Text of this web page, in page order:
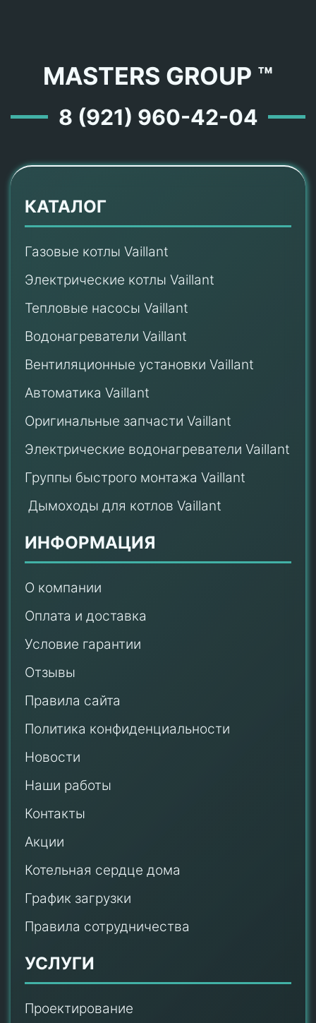
MASTERS GROUP ™
8 (921) 960-42-04
КАТАЛОГ
Газовые котлы Vaillant
Электрические котлы Vaillant
Тепловые насосы Vaillant
Водонагреватели Vaillant
Вентиляционные установки Vaillant
Автоматика Vaillant
Оригинальные запчасти Vaillant
Электрические водонагреватели Vaillant
Группы быстрого монтажа Vaillant
Дымоходы для котлов Vaillant
ИНФОРМАЦИЯ
О компании
Оплата и доставка
Условие гарантии
Отзывы
Правила сайта
Политика конфиденциальности
Новости
Наши работы
Контакты
Акции
Котельная сердце дома
График загрузки
Правила сотрудничества
УСЛУГИ
Проектирование